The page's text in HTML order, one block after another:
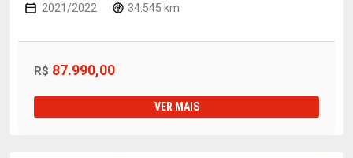
2021/2022 34.545 km
R$ 87.990,00
VER MAIS